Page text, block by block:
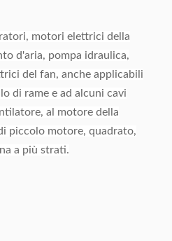
motori elettrici della
d'aria, pompa idraulica,
del fan, anche applicabili
di rame e ad alcuni cavi
al motore della
piccolo motore, quadrato,
a più strati.